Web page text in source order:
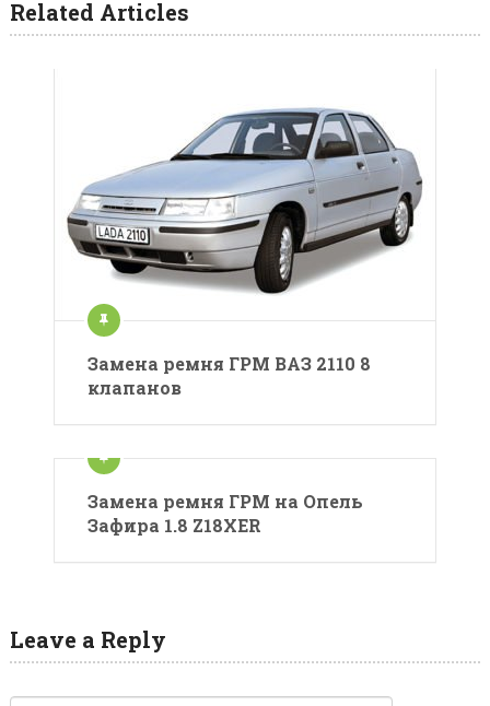
Related Articles
Замена ремня ГРМ ВАЗ 2110 8
клапанов
Замена ремня ГРМ на Опель
Зафира 1.8 Z18XER
Leave a Reply